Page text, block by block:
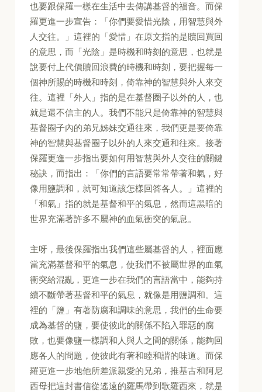
也要跟保羅一樣在生活中去傳講基督的福音。而保
羅更進一步宣告：「你們要愛惜光陰，用智慧與外
人交往。」這裡的「愛惜」在原文指的是贖回買回
的意思，而「光陰」是時機和時刻的意思，也就是
說要付上代價贖回浪費的時機和時刻，要把握每一
個神所賜的時機和時刻，倚靠神的智慧與外人來交
往。這裡「外人」指的是在基督圈子以外的人，也
就是還不信主的人。我們不能只是倚靠神的智慧與
基督圈子內的弟兄姊妹交通往來，我們更是要倚靠
神的智慧與基督圈子以外的人來交通和往來。接著
保羅更進一步指出要如何用智慧與外人交往的關鍵
秘訣，而指出：「你們的言語要常常帶著和氣，好
像用鹽調和，就可知道該怎樣回答各人。」這裡的
「和氣」指的就是基督和平的氣息，然而這黑暗的
世界充滿著許多不屬神的血氣衝突的氣息。
主呀，最後保羅指出我們這些屬基督的人，裡面應
當充滿基督和平的氣息，使我們不被屬世界的血氣
衝突給混亂，更進一步在我們的言語當中，能夠持
續不斷帶著基督和平的氣息，就像是用鹽調和。這
裡的「鹽」有著防腐和調味的意思，我們的生命要
成為基督的鹽，要使彼此的關係不陷入罪惡的腐
敗，也要像鹽一樣調和人與人之間的關係，能夠回
應各人的問題，使彼此有著和睦和諧的味道。而保
羅更進一步地他所差派親愛的兄弟，推基古和阿尼
西母把這封書信從遙遠的羅馬帶到歌羅西來，就是